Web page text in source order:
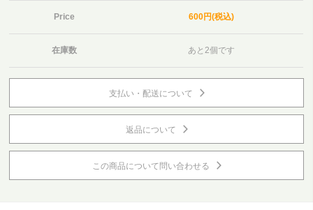
Price 600円(税込)
在庫数 あと2個です
支払い・配送について
返品について
この商品について問い合わせる